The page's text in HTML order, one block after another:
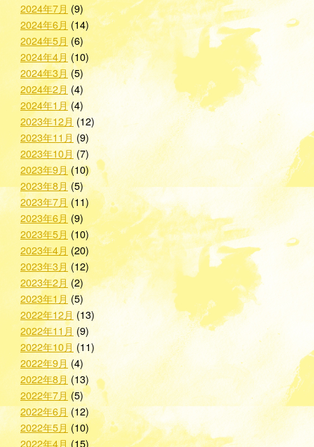
2024年7月 (9)
2024年6月 (14)
2024年5月 (6)
2024年4月 (10)
2024年3月 (5)
2024年2月 (4)
2024年1月(4)
2023年12月 (12)
2023年11月 (9)
2023年10月(7)
2023年9月(10)
2023年8月(5)
2023年7月(11)
2023年6月 (9)
2023年5月 (10)
2023年4月 (20)
2023年3月(12)
2023年2月(2)
2023年1月 (5)
2022年12月 (13)
2022年11月 (9)
2022年10月 (11)
2022年9月 (4)
2022年8月 (13)
2022年7月 (5)
2022年6月(12)
2022年5月 (10)
2022年4月 (15)